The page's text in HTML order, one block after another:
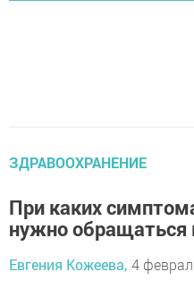
ЗДРАВООХРАНЕНИЕ
При каких
нужно обращаться
Евгения Кожеева, 4